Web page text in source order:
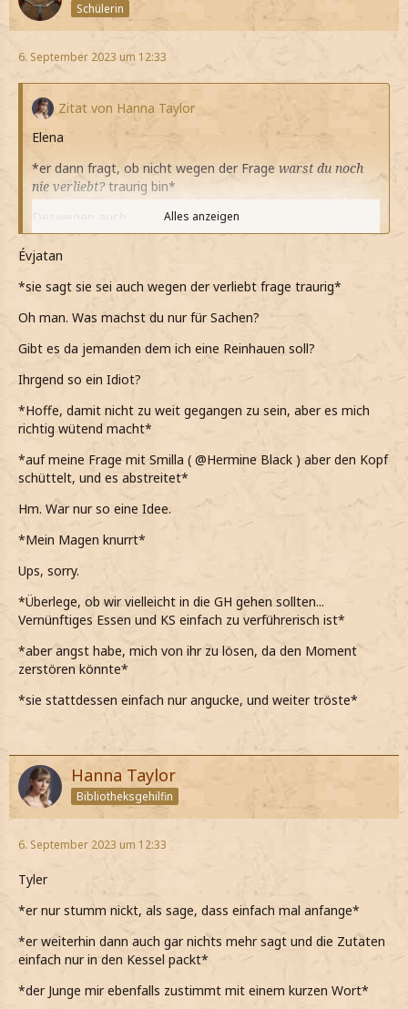
Schülerin
6. September 2023 um 12:33
Zitat von Hanna Taylor
Elena
*er dann fragt, ob nicht wegen der Frage warst du noch
nie verliebt?traurig bin*
*leise sage*
*mir auffällt, dass noch nie mit jemandem so offen war*
*nicht einmal mit Owen
Mali
war ich so offen*
*er ja eigentlich mein bester Freund*
*die Sache, dass Gefühle für ihn habe aber irgendwie alles
komplizierter macht*
*als sage, dass dasselbe auch für ihn gilt, er sich ebenfalls
bedankt und sagt, dass er es zu schätzen weiß*
*er mich dann noch fester an mich drückt und sagt, dass
echt in Ordung bin*
*allerdings meine Meinung über Smilla @Hermine Black
ändern sollte und dass wir uns nochmal treffen sollten*
*statt ja zu sagen, allerdings nur heftig den Kopf
Was!? Nein, auf gar keinen Fall!
*sofort hektisch sage*
Alles anzeigen
Évjatan
*sie sagt sie sei auch wegen der verliebt frage traurig*
Oh man. Was machst du nur für Sachen?
Gibt es da jemanden dem ich eine Reinhauen soll?
Ihrgend so ein Idiot?
*Hoffe, damit nicht zu weit gegangen zu sein, aber es mich
richtig wütend macht*
*auf meine Frage mit Smilla ( @Hermine Black ) aber den Kopf
schüttelt, und es abstreitet*
Hm. War nur so eine Idee.
*Mein Magen knurrt*
Ups, sorry.
*Überlege, ob wir vielleicht in die GH gehen sollten...
Vernünftiges Essen und KS einfach zu verführerisch ist*
*aber angst habe, mich von ihr zu lösen, da den Moment
zerstören könnte*
*sie stattdessen einfach nur angucke, und weiter tröste*
Hanna Taylor
Bibliotheksgehilfin
6. September 2023 um 12:33
Tyler
*er nur stumm nickt, als sage, dass einfach mal anfange*
*er weiterhin dann auch gar nichts mehr sagt und die Zutaten
einfach nur in den Kessel packt*
*der Junge mir ebenfalls zustimmt mit einem kurzen Wort*